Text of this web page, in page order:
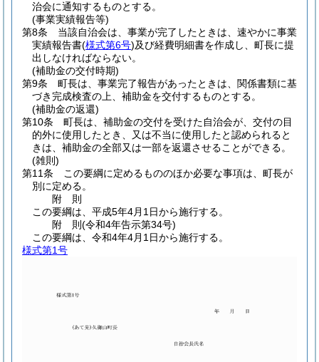
治会に通知するものとする。
(事業実績報告等)
第8条
当該自治会は、事業が完了したときは、速やかに事業
実績報告書(様式第6号)及び経費明細書を作成し、町長に提
出しなければならない。
(補助金の交付時期)
第9条
町長は、事業完了報告があったときは、関係書類に基
づき完成検査の上、補助金を交付するものとする。
(補助金の返還)
第10条
町長は、補助金の交付を受けた自治会が、交付の目
的外に使用したとき、又は不当に使用したと認められると
きは、補助金の全部又は一部を返還させることができる。
(雑則)
第11条
この要綱に定めるもののほか必要な事項は、町長が
別に定める。
附 則
この要綱は、平成5年4月1日から施行する。
附 則(令和4年告示第34号)
この要綱は、令和4年4月1日から施行する。
様式第1号